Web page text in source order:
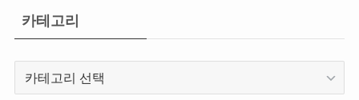
카테고리